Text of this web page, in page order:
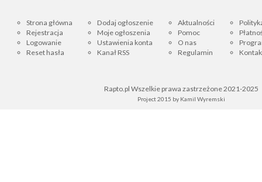
Strona główna
Rejestracja
Logowanie
Reset hasła
Dodaj ogłoszenie
Moje ogłoszenia
Ustawienia konta
Kanał RSS
Aktualności
Pomoc
O nas
Regulamin
Rapto.pl Wszelkie prawa zastrzeżone 2021-2025
Project 2015 by Kamil Wyremski